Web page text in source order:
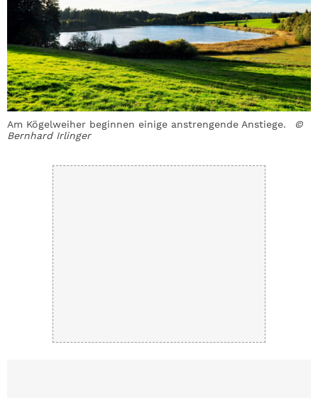
Am Kögelweiher beginnen einige anstrengende Anstiege.
©
Bernhard Irlinger